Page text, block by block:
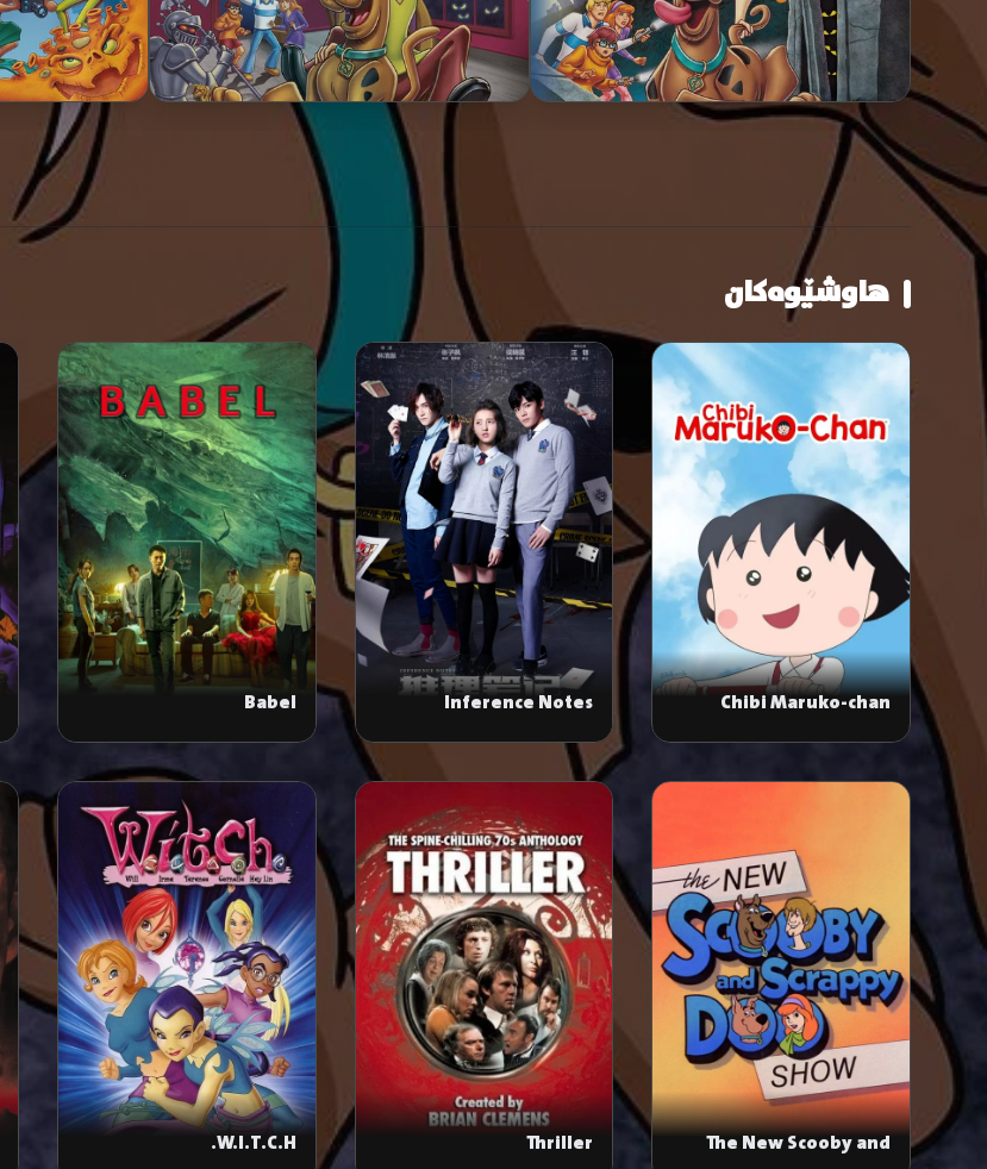
هاوشێوەکان
Chibi Maruko-chan
Inference Notes
Babel
The New Scooby and
Thriller
W.I.T.C.H.